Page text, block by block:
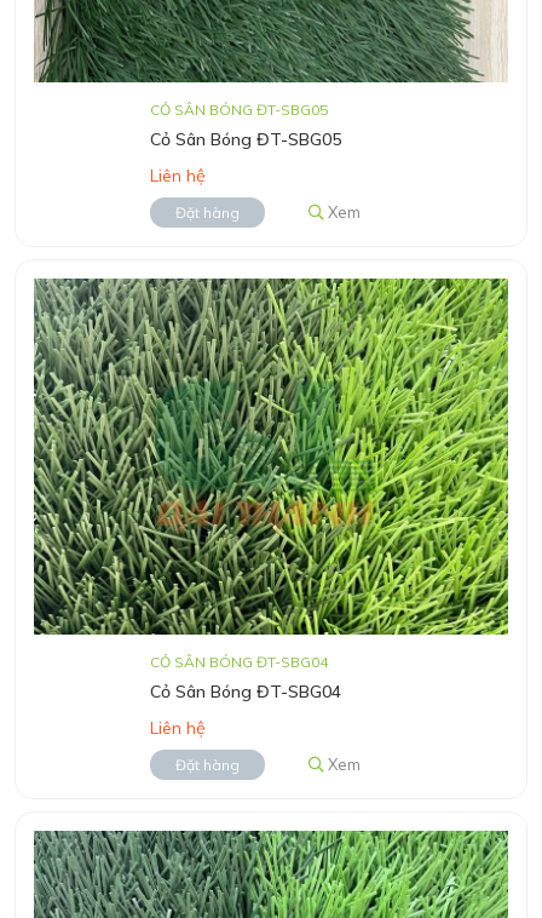
CỎ SÂN BÓNG ĐT-SBG05
Cỏ Sân Bóng ĐT-SBG05
Liên hệ
Đặt hàng Xem
CỎ SÂN BÓNG ĐT-SBG04
Cỏ Sân Bóng ĐT-SBG04
Liên hệ
Đặt hàng Xem